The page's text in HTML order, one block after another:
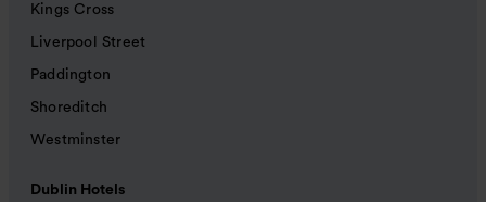
Kings Cross
Liverpool Street
Paddington
Shoreditch
Westminster
Dublin Hotels